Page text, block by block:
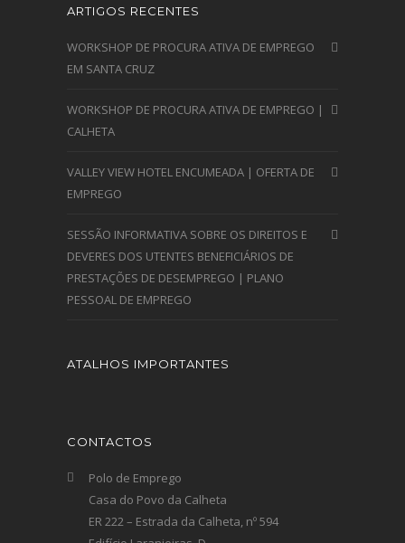
ARTIGOS RECENTES
WORKSHOP DE PROCURA ATIVA DE EMPREGO
EM SANTA CRUZ
WORKSHOP DE PROCURA ATIVA DE EMPREGO |
CALHETA
VALLEY VIEW HOTEL ENCUMEADA | OFERTA DE
EMPREGO
SESSÃO INFORMATIVA SOBRE OS DIREITOS E
DEVERES DOS UTENTES BENEFICIÁRIOS DE
PRESTAÇÕES DE DESEMPREGO | PLANO
PESSOAL DE EMPREGO
ATALHOS IMPORTANTES
CONTACTOS
Polo de Emprego
Casa do Povo da Calheta
ER 222 – Estrada da Calheta, nº 594